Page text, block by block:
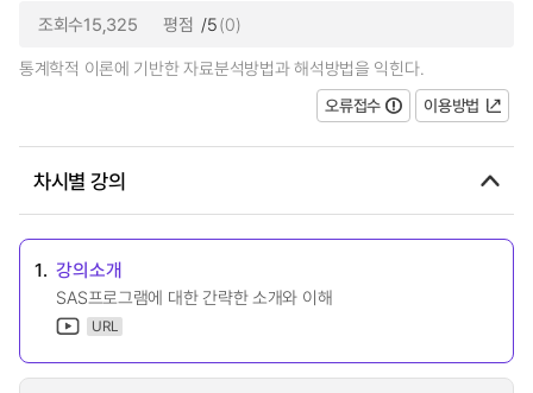
조회수15,325 평점 /5(0)
통계학적 이론에 기반한 자료분석방법과 해석방법을 익힌다.
오류접수
이용방법
차시별 강의
1. 강의소개
SAS프로그램에 대한 간략한 소개와 이해
URL